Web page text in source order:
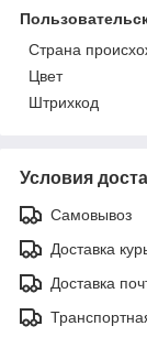
Страна
Цвет
Штрихкод
Условия
Самовывоз
Доставка
Доставка